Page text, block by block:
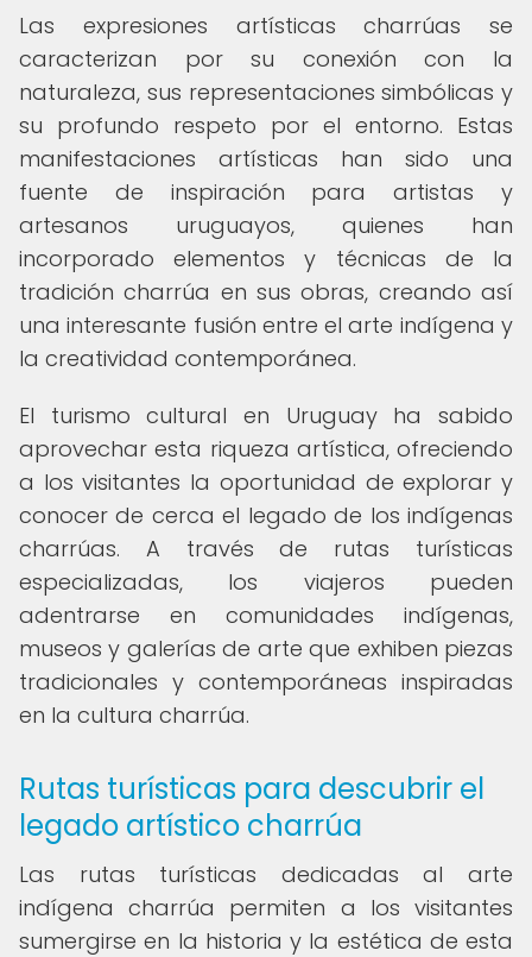
Las expresiones artísticas charrúas se
caracterizan por su conexión con la
naturaleza, sus representaciones simbólicas y
su profundo respeto por el entorno. Estas
manifestaciones artísticas han sido una
fuente de inspiración para artistas y
artesanos uruguayos, quienes han
incorporado elementos y técnicas de la
tradición charrúa en sus obras, creando así
una interesante fusión entre el arte indígena y
la creatividad contemporánea.
El turismo cultural en Uruguay ha sabido
aprovechar esta riqueza artística, ofreciendo
a los visitantes la oportunidad de explorar y
conocer de cerca el legado de los indígenas
charrúas. A través de rutas turísticas
especializadas, los viajeros pueden
adentrarse en comunidades indígenas,
museos y galerías de arte que exhiben piezas
tradicionales y contemporáneas inspiradas
en la cultura charrúa.
Rutas turísticas para descubrir el
legado artístico charrúa
Las rutas turísticas dedicadas al arte
indígena charrúa permiten a los visitantes
sumergirse en la historia y la estética de esta